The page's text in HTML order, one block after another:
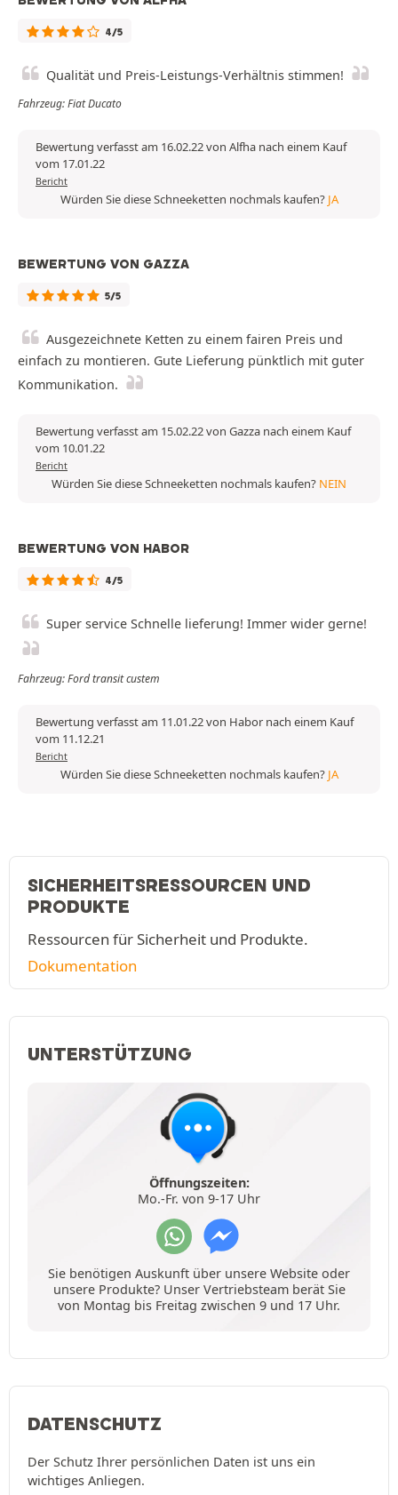
4/5
Qualität und Preis-Leistungs-Verhältnis stimmen!
Fahrzeug: Fiat Ducato
Bewertung verfasst am 16.02.22 von Alfha nach einem Kauf
vom 17.01.22
Bericht
Würden Sie diese Schneeketten nochmals kaufen? JA
BEWERTUNG VON GAZZA
5/5
Ausgezeichnete Ketten zu einem fairen Preis und
einfach zu montieren. Gute Lieferung pünktlich mit guter
Kommunikation.
Bewertung verfasst am 15.02.22 von Gazza nach einem Kauf
vom 10.01.22
Bericht
Würden Sie diese Schneeketten nochmals kaufen? NEIN
BEWERTUNG VON HABOR
4/5
Super service Schnelle lieferung! Immer wider gerne!
Fahrzeug: Ford transit custem
Bewertung verfasst am 11.01.22 von Habor nach einem Kauf
vom 11.12.21
Bericht
Würden Sie diese Schneeketten nochmals kaufen? JA
SICHERHEITSRESSOURCEN UND
PRODUKTE
Ressourcen für Sicherheit und Produkte.
Dokumentation
UNTERSTÜTZUNG
Öffnungszeiten:
Mo.-Fr. von 9-17 Uhr
Sie benötigen Auskunft über unsere Website oder
unsere Produkte? Unser Vertriebsteam berät Sie
von Montag bis Freitag zwischen 9 und 17 Uhr.
DATENSCHUTZ
Der Schutz Ihrer persönlichen Daten ist uns ein
wichtiges Anliegen.